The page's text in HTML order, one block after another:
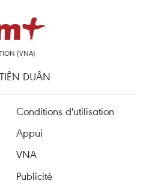
(VNA)
DUÂN
Conditions d'utilisation
Appui
VNA
Publicité